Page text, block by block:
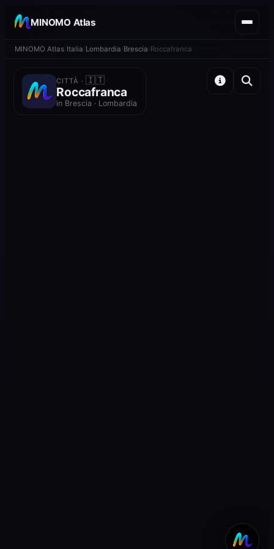
MINOMO Atlas
MINOMO Atlas Italia Lombardia Brescia Roccafranca
CITTÀ ·🇮🇹
Roccafranca
in Brescia · Lombardia